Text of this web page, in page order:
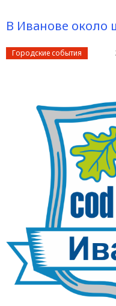
В Иванове около
Городские события